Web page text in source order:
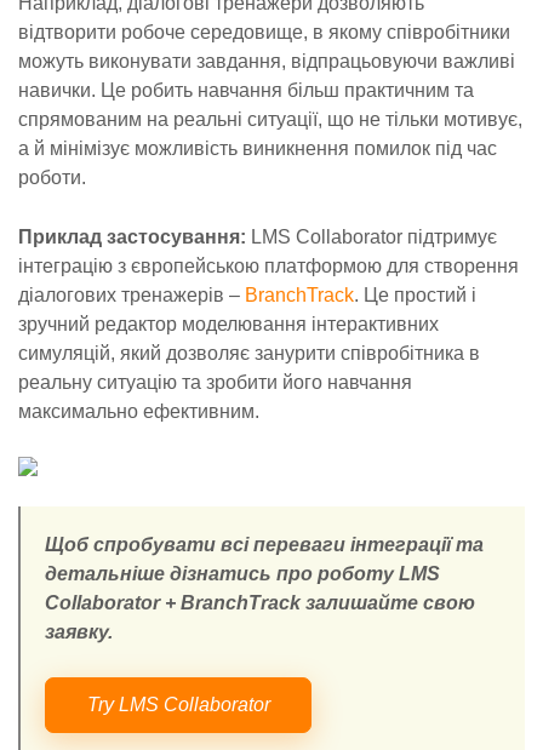
відтворити робоче середовище, в якому співробітники
можуть виконувати завдання, відпрацьовуючи важливі
навички. Це робить навчання більш практичним та
спрямованим на реальні ситуації, що не тільки мотивує,
а й мінімізує можливість виникнення помилок під час
роботи.
Приклад застосування: LMS Collaborator підтримує
інтеграцію з європейською платформою для створення
діалогових тренажерів – BranchTrack. Це простий і
зручний редактор моделювання інтерактивних
симуляцій, який дозволяє занурити співробітника в
реальну ситуацію та зробити його навчання
максимально ефективним.
Щоб спробувати всі переваги інтеграції та
детальніше дізнатись про роботу LMS
Collaborator + BranchTrack залишайте свою
заявку.
Try LMS Collaborator